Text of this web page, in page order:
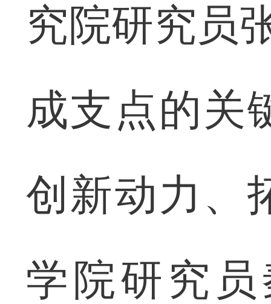
究院研究员
成支点的关
创新动力、
学院研究